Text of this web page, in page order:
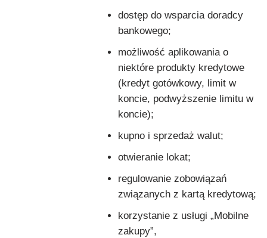
dostęp do wsparcia doradcy
bankowego;
możliwość aplikowania o
niektóre produkty kredytowe
(kredyt gotówkowy, limit w
koncie, podwyższenie limitu w
koncie);
kupno i sprzedaż walut;
otwieranie lokat;
regulowanie zobowiązań
związanych z kartą kredytową;
korzystanie z usługi „Mobilne
zakupy”,